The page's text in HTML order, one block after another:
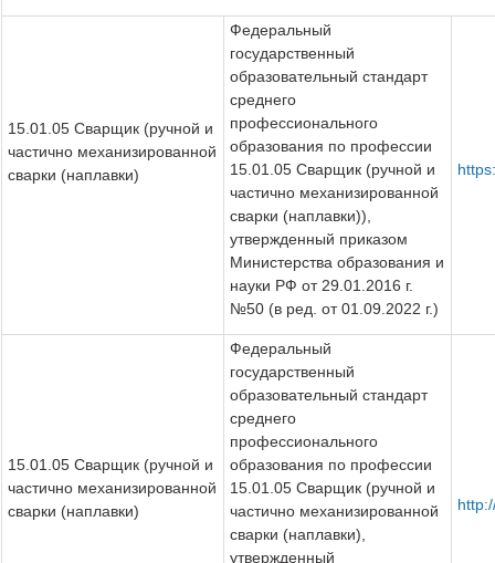
15.01.05 Сварщик (ручной и
частично механизированной
сварки (наплавки)
Федеральный
государственный
образовательный стандарт
среднего
профессионального
образования по профессии
15.01.05 Сварщик (ручной и
частично механизированной
сварки (наплавки)),
утвержденный приказом
Министерства образования и
науки РФ от 29.01.2016 г.
№50 (в ред. от 01.09.2022 г.)
15.01.05 Сварщик (ручной и
частично механизированной
сварки (наплавки)
Федеральный
государственный
образовательный стандарт
среднего
профессионального
образования по профессии
15.01.05 Сварщик (ручной и
частично механизированной
сварки (наплавки),
утвержденный